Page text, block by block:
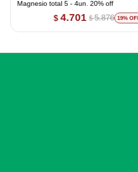
Magnesio total 5 - 4un. 20% off
$ 4.701 $ 5.876 19